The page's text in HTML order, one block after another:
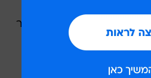
קרוליינה בסוף השבוע
במחזה יוצא דופן, כאשר
ישר לקו החוף ומיד
מורעבים. התברר שהדגים
הלא נכון ונלכדו בין